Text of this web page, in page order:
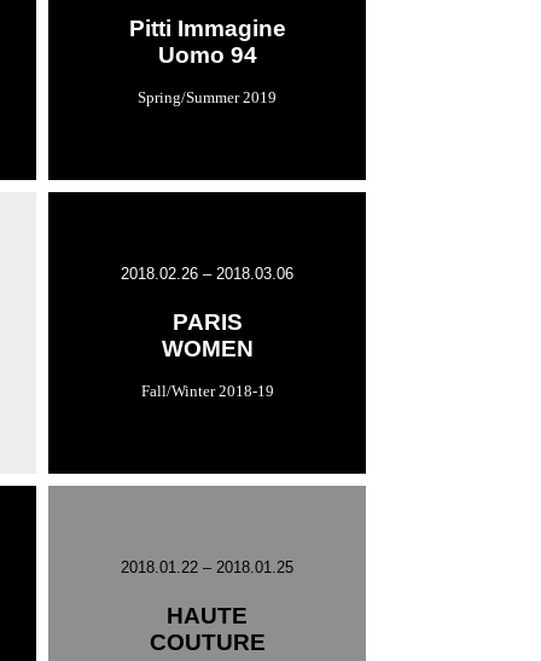
Pitti Immagine
Uomo 94
Spring/Summer 2019
2018.02.26 – 2018.03.06
PARIS
WOMEN
Fall/Winter 2018-19
2018.01.22 – 2018.01.25
HAUTE
COUTURE